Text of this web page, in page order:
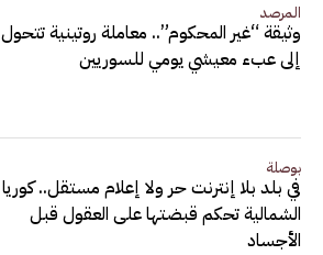
المرصد
وثيقة “غير المحكوم”.. معاملة روتينية تتحول
إلى عبء معيشي يومي للسوريين
بوصلة
في بلد بلا إنترنت حر ولا إعلام مستقل.. كوريا
الشمالية تحكم قبضتها على العقول قبل
الأجساد